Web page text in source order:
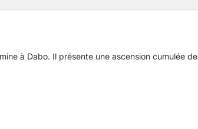
à Dabo. Il présente une ascension cumulée de